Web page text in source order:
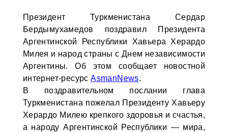
Президент Туркменистана Сердар
Бердымухамедов поздравил Президента
Аргентинской Республики Хавьера Херардо
Милея и народ страны с Днем независимости
Аргентины. Об этом сообщает новостной
интернет-ресурсAsmanNews.
В поздравительном послании глава
Туркменистана пожелал Президенту Хавьеру
Херардо Милею крепкого здоровья и счастья,
а народу Аргентинской Республики — мира,